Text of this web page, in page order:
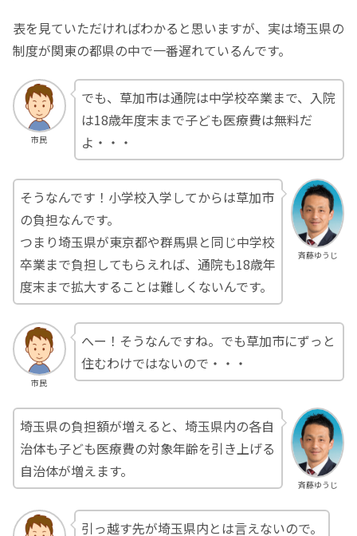
表を見ていただければわかると思いますが、実は埼玉県の
制度が関東の都県の中で一番遅れているんです。
市民
でも、草加市は通院は中学校卒業まで、入院
は18歳年度末まで子ども医療費は無料だ
よ・・・
斉藤ゆうじ
そうなんです！小学校入学してからは草加市
の負担なんです。
つまり埼玉県が東京都や群馬県と同じ中学校
卒業まで負担してもらえれば、通院も18歳年
度末まで拡大することは難しくないんです。
市民
へー！そうなんですね。でも草加市にずっと
住むわけではないので・・・
斉藤ゆうじ
埼玉県の負担額が増えると、埼玉県内の各自
治体も子ども医療費の対象年齢を引き上げる
自治体が増えます。
引っ越す先が埼玉県内とは言えないので。